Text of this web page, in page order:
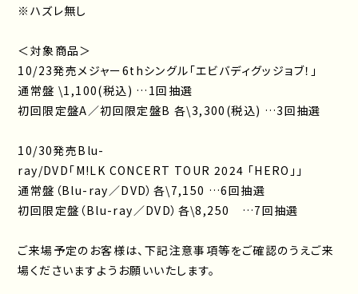
※ハズレ無し
＜対象商品＞
10/23発売メジャー6thシングル「エビバディグッジョブ！」
通常盤 \1,100(税込) …1回抽選
初回限定盤A／初回限定盤B 各\3,300(税込) …3回抽選
10/30発売Blu-
ray/DVD「M!LK CONCERT TOUR 2024 「HERO」」
通常盤（Blu-ray／DVD）各\7,150 …6回抽選
初回限定盤（Blu-ray／DVD）各\8,250 …7回抽選
ご来場予定のお客様は、下記注意事項等をご確認のうえご来
場くださいますようお願いいたします。